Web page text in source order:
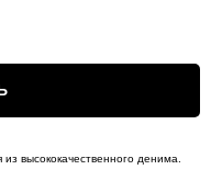
высококачественного денима.